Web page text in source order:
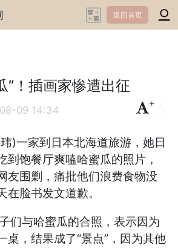
返回首页
”！插画家惨遭出征
09 14:34
+
)一家到日本北海道旅游，她日
到饱餐厅爽嗑哈蜜瓜的照片，
友围剿，痛批他们浪费食物没
在脸书发文道歉。
们与哈蜜瓜的合照，表示因为
桌，结果成了“景点”，因为其他